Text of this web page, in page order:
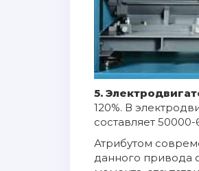
5.
120%. В
составляет
Атрибутом
данного привода